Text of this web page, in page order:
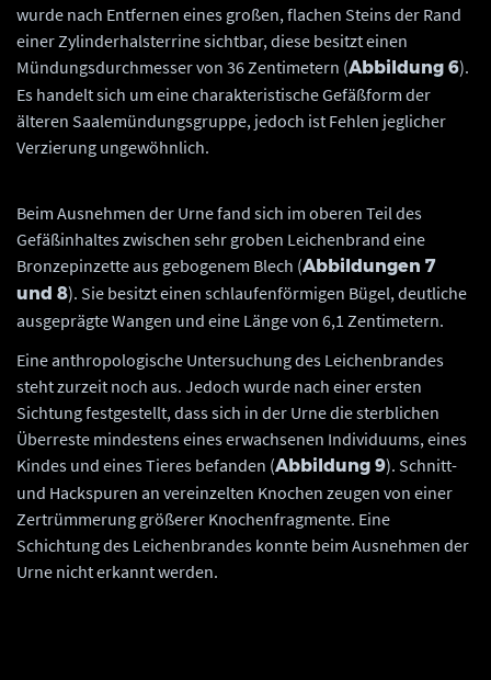
wurde nach Entfernen eines großen, flachen Steins der Rand
einer Zylinderhalsterrine sichtbar, diese besitzt einen
Mündungsdurchmesser von 36 Zentimetern (Abbildung 6).
Es handelt sich um eine charakteristische Gefäßform der
älteren Saalemündungsgruppe, jedoch ist Fehlen jeglicher
Verzierung ungewöhnlich.
Beim Ausnehmen der Urne fand sich im oberen Teil des
Gefäßinhaltes zwischen sehr groben Leichenbrand eine
Bronzepinzette aus gebogenem Blech (Abbildungen 7
und 8). Sie besitzt einen schlaufenförmigen Bügel, deutliche
ausgeprägte Wangen und eine Länge von 6,1 Zentimetern.
Eine anthropologische Untersuchung des Leichenbrandes
steht zurzeit noch aus. Jedoch wurde nach einer ersten
Sichtung festgestellt, dass sich in der Urne die sterblichen
Überreste mindestens eines erwachsenen Individuums, eines
Kindes und eines Tieres befanden (Abbildung 9). Schnitt-
und Hackspuren an vereinzelten Knochen zeugen von einer
Zertrümmerung größerer Knochenfragmente. Eine
Schichtung des Leichenbrandes konnte beim Ausnehmen der
Urne nicht erkannt werden.